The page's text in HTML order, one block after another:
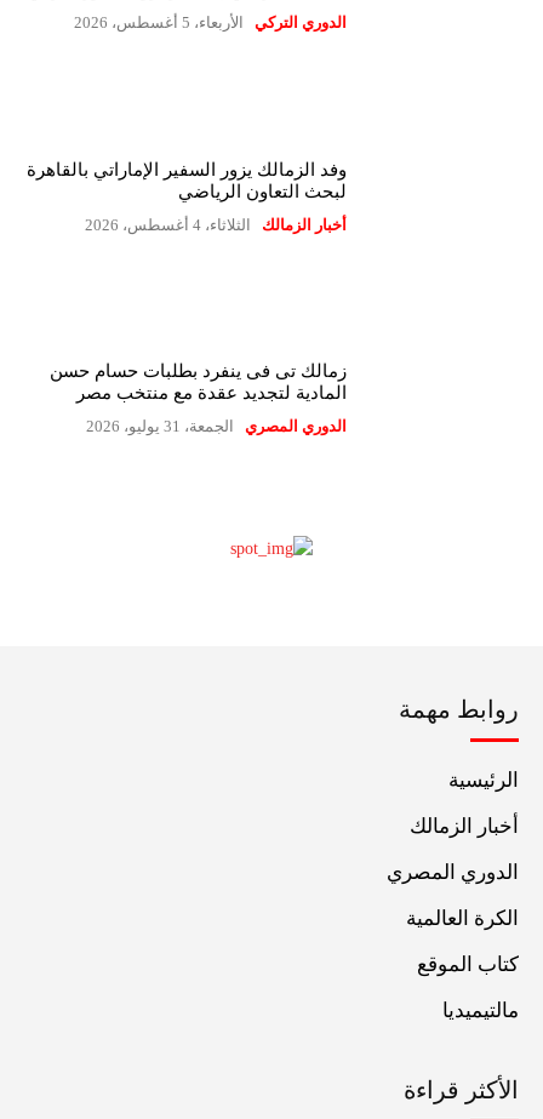
الدوري التركي الأربعاء، 5 أغسطس، 2026
وفد الزمالك يزور السفير الإماراتي بالقاهرة
لبحث التعاون الرياضي
أخبار الزمالك الثلاثاء، 4 أغسطس، 2026
زمالك تى فى ينفرد بطلبات حسام حسن
المادية لتجديد عقدة مع منتخب مصر
الدوري المصري الجمعة، 31 يوليو، 2026
روابط مهمة
الرئيسية
أخبار الزمالك
الدوري المصري
الكرة العالمية
كتاب الموقع
مالتيميديا
الأكثر قراءة